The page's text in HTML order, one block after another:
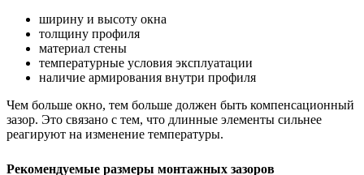
ширину и высоту окна
толщину профиля
материал стены
температурные условия эксплуатации
наличие армирования внутри профиля
Чем больше окно, тем больше должен быть компенсационный
зазор. Это связано с тем, что длинные элементы сильнее
реагируют на изменение температуры.
Рекомендуемые размеры монтажных зазоров